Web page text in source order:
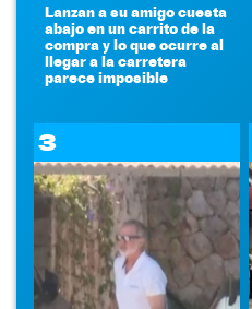
Lanzan a su amigo cuesta
abajo en un carrito de la
compra y lo que ocurre al
llegar a la carretera
parece imposible
3